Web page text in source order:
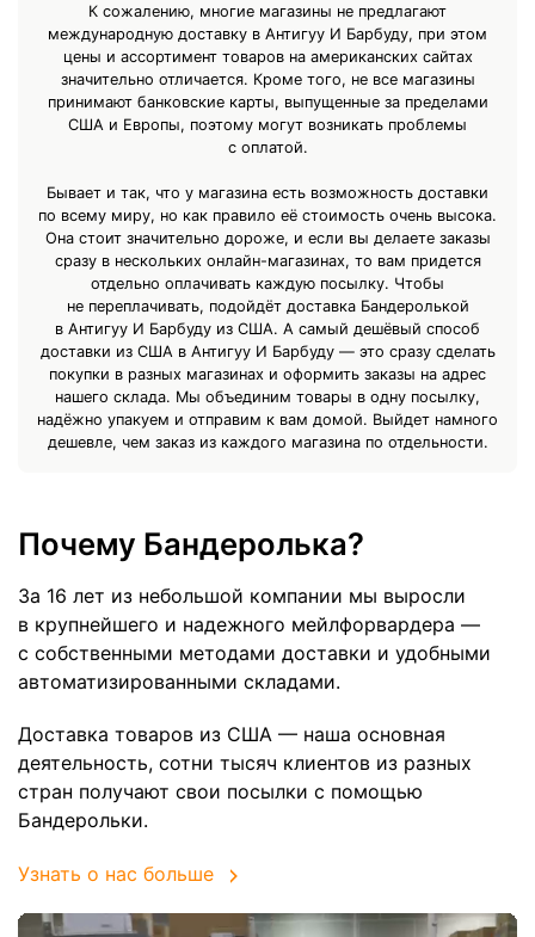
К сожалению, многие магазины не предлагают
международную доставку в Антигуу И Барбуду, при этом
цены и ассортимент товаров на американских сайтах
значительно отличается. Кроме того, не все магазины
принимают банковские карты, выпущенные за пределами
США и Европы, поэтому могут возникать проблемы
с оплатой.
Бывает и так, что у магазина есть возможность доставки
по всему миру, но как правило её стоимость очень высока.
Она стоит значительно дороже, и если вы делаете заказы
сразу в нескольких онлайн-магазинах, то вам придется
отдельно оплачивать каждую посылку. Чтобы
не переплачивать, подойдёт доставка Бандеролькой
в Антигуу И Барбуду из США. А самый дешёвый способ
доставки из США в Антигуу И Барбуду — это сразу сделать
покупки в разных магазинах и оформить заказы на адрес
нашего склада. Мы объединим товары в одну посылку,
надёжно упакуем и отправим к вам домой. Выйдет намного
дешевле, чем заказ из каждого магазина по отдельности.
Почему Бандеролька?
За 16 лет из небольшой компании мы выросли
в крупнейшего и надежного мейлфорвардера —
с собственными методами доставки и удобными
автоматизированными складами.
Доставка товаров из США — наша основная
деятельность, сотни тысяч клиентов из разных
стран получают свои посылки с помощью
Бандерольки.
Узнать о нас больше